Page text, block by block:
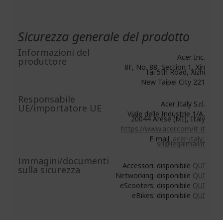
Sicurezza generale del prodotto
Informazioni del
produttore
Acer Inc.
8F, No. 88, Section 1, Xin
Tai 5th Road, Xizhi
New Taipei City 221
Responsabile
UE/importatore UE
Acer Italy S.r.l.
Viale delle Industrie 1/A,
20044 Arese (MI), Italy
https://www.acer.com/it-it
E-mail:acer-italy-
srl@legalmail.it
Immagini/documenti
sulla sicurezza Accessori: disponibile QUI
Networking: disponibile QUI
eScooters: disponibile QUI
eBikes: disponibile QUI